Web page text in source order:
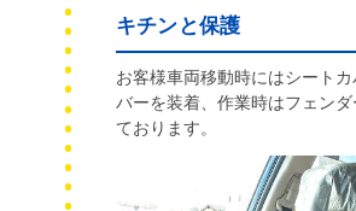
キチンと保護
お客様車両移動時にはシート
バーを装着、作業時はフェン
ております。